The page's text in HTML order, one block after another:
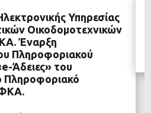
ΠΕΡΙΣΣΟΤΕΡΑ
Υπηρεσίας
Οικοδομοτεχνικών
Έναρξη
Πληροφοριακού
Άδειες» του
Πληροφοριακό